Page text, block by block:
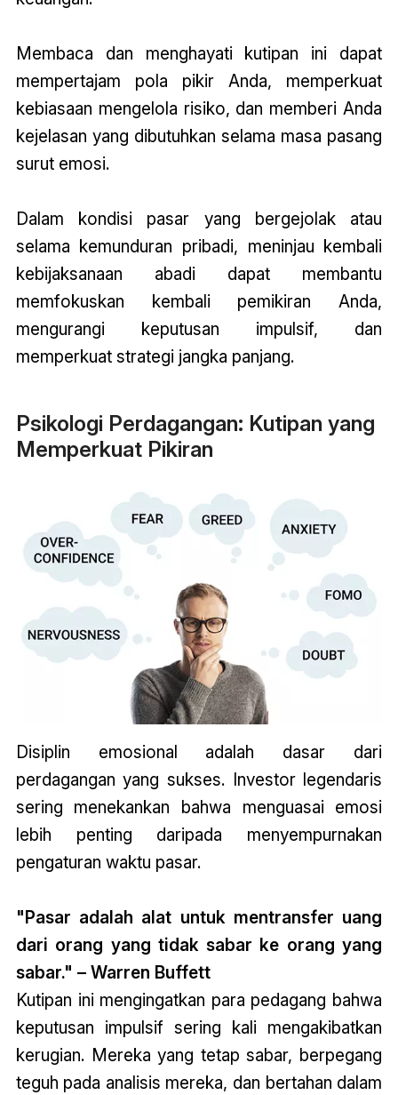
Membaca dan menghayati kutipan ini dapat
mempertajam pola pikir Anda, memperkuat
kebiasaan mengelola risiko, dan memberi Anda
kejelasan yang dibutuhkan selama masa pasang
surut emosi.
Dalam kondisi pasar yang bergejolak atau
selama kemunduran pribadi, meninjau kembali
kebijaksanaan abadi dapat membantu
memfokuskan kembali pemikiran Anda,
mengurangi keputusan impulsif, dan
memperkuat strategi jangka panjang.
Psikologi Perdagangan: Kutipan yang
Memperkuat Pikiran
Disiplin emosional adalah dasar dari
perdagangan yang sukses. Investor legendaris
sering menekankan bahwa menguasai emosi
lebih penting daripada menyempurnakan
pengaturan waktu pasar.
"Pasar adalah alat untuk mentransfer uang
dari orang yang tidak sabar ke orang yang
sabar." – Warren Buffett
Kutipan ini mengingatkan para pedagang bahwa
keputusan impulsif sering kali mengakibatkan
kerugian. Mereka yang tetap sabar, berpegang
teguh pada analisis mereka, dan bertahan dalam